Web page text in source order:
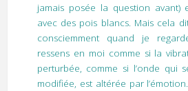
jamais posée la question avant)
avec des pois blancs. Mais cela
consciemment quand je
ressens en moi comme si la
perturbée, comme si l’onde qui
modifiée, est altérée par